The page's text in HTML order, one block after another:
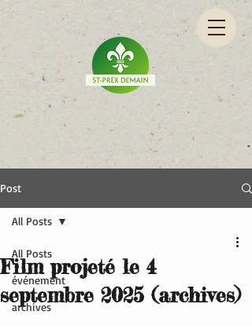
Post
All Posts
événement
archives
All Posts
Film projeté le 4
septembre 2025 (archives)